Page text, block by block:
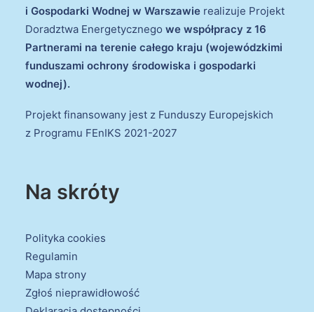
i Gospodarki Wodnej w Warszawie realizuje Projekt
Doradztwa Energetycznego we współpracy z 16
Partnerami na terenie całego kraju (wojewódzkimi
funduszami ochrony środowiska i gospodarki
wodnej).
Projekt finansowany jest z Funduszy Europejskich
z Programu FEnIKS 2021-2027
Na skróty
Polityka cookies
Regulamin
Mapa strony
Zgłoś nieprawidłowość